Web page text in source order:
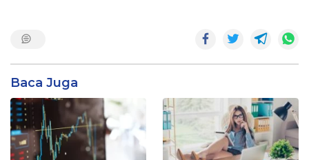
Baca Juga